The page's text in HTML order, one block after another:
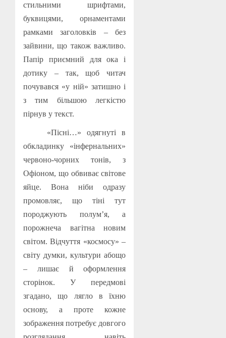
стильними шрифтами,
буквицями, орнаментами
рамками заголовків – без
зайвини, що також важливо.
Папір приємний для ока і
дотику – так, щоб читач
почувався «у ній» затишно і
з тим більшою легкістю
пірнув у текст.
«Пісні…» одягнуті в
обкладинку «інфернальних»
червоно-чорних тонів, з
Офіоном, що обвиває світове
яйце. Вона ніби одразу
промовляє, що тіні тут
породжують полум’я, а
порожнеча вагітна новим
світом. Відчуття «космосу» –
світу думки, культури абощо
– лишає й оформлення
сторінок. У передмові
згадано, що лягло в їхню
основу, а проте кожне
зображення потребує довгого